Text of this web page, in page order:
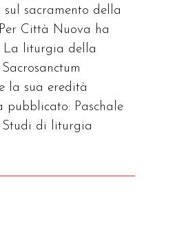
sacramento della
Città Nuova ha
La liturgia della
la sua eredità
pubblicato: Paschale
Studi di liturgia